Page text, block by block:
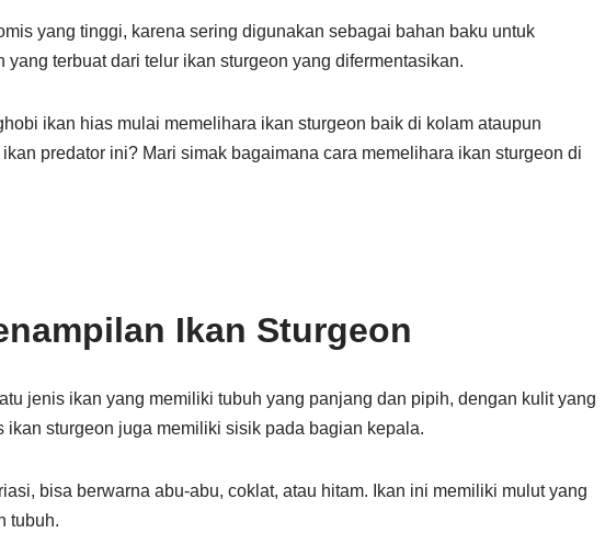
yang tinggi, karena sering digunakan sebagai bahan baku untuk
yang terbuat dari telur ikan sturgeon yang difermentasikan.
ikan hias mulai memelihara ikan sturgeon baik di kolam ataupun
predator ini? Mari simak bagaimana cara memelihara ikan sturgeon di
Ikan Sturgeon
jenis ikan yang memiliki tubuh yang panjang dan pipih, dengan kulit yang
ikan sturgeon juga memiliki sisik pada bagian kepala.
bisa berwarna abu-abu, coklat, atau hitam. Ikan ini memiliki mulut yang
tubuh.